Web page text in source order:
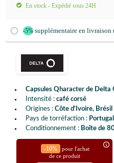
Capsules Qharacter de Delta
Intensité : café corsé
Origines : Côte d'Ivoire, Brésil
Pays de torréfaction : Portugal
Conditionnement : Boîte de
-10%
pour l'achat
de ce produit
En stock - Expédié sous 24H
-5% supplémentaire en livraison